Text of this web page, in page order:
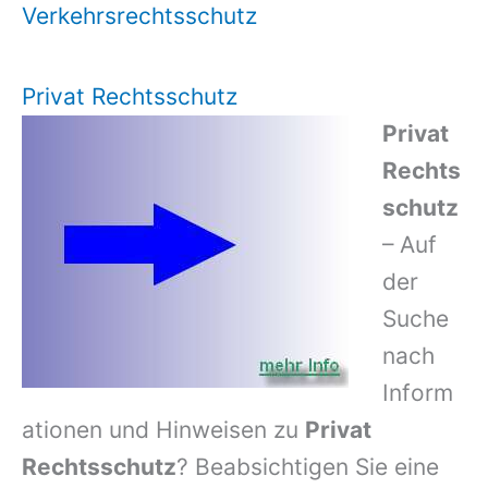
Verkehrsrechtsschutz
Privat Rechtsschutz
Privat
Rechts
schutz
– Auf
der
Suche
nach
Inform
ationen und Hinweisen zu Privat
Rechtsschutz? Beabsichtigen Sie eine